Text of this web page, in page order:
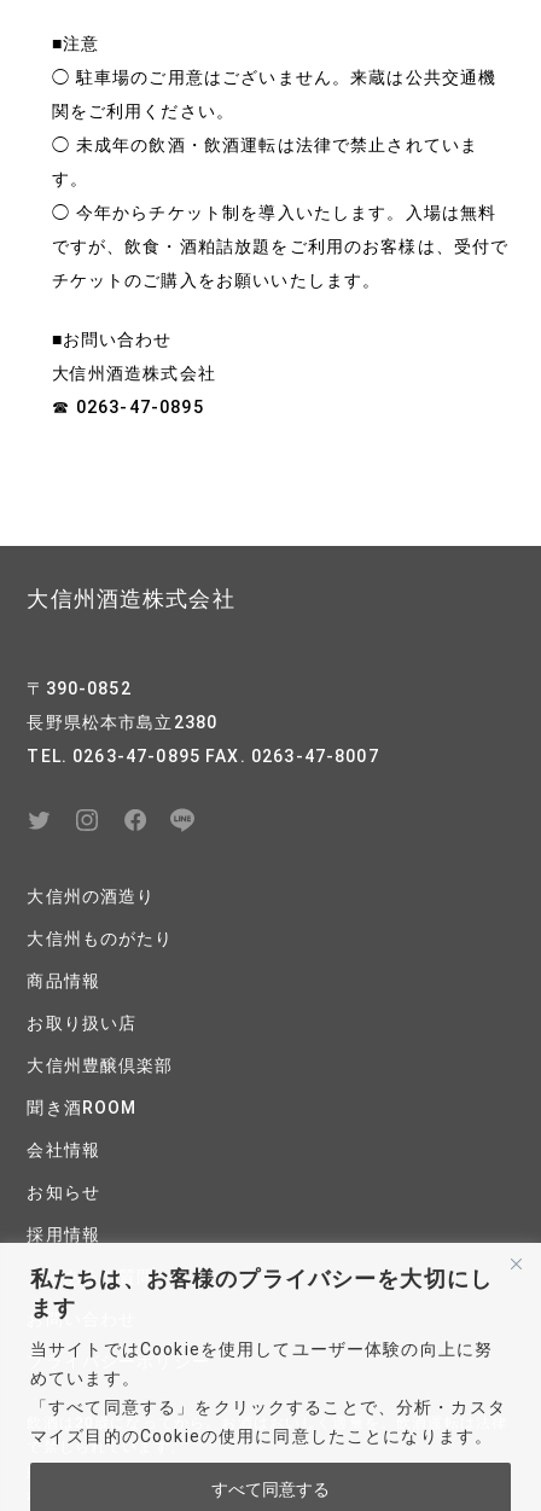
私たちは、お客様のプライバシーを大切にし
ます
当サイトではCookieを使用してユーザー体験の向上に努
めています。
「すべて同意する」をクリックすることで、分析・カスタ
マイズ目的のCookieの使用に同意したことになります。
すべて同意する
■注意
◯ 駐車場のご用意はございません。来蔵は公共交通機
関をご利用ください。
◯ 未成年の飲酒・飲酒運転は法律で禁止されていま
す。
◯ 今年からチケット制を導入いたします。入場は無料
ですが、飲食・酒粕詰放題をご利用のお客様は、受付で
チケットのご購入をお願いいたします。
■お問い合わせ
大信州酒造株式会社
☎ 0263-47-0895
大信州酒造株式会社
〒390-0852
長野県松本市島立2380
TEL. 0263-47-0895 FAX. 0263-47-8007
大信州の酒造り
大信州ものがたり
商品情報
お取り扱い店
大信州豊醸倶楽部
聞き酒ROOM
会社情報
お知らせ
採用情報
よくあるご質問
お問い合わせ
プライバシーポリシー
飲酒は20歳になってから。お酒はおいしく適量を。飲酒運転は法律
で禁じられています。
妊娠中や授乳期の飲酒は、胎児・乳児の発育に悪影響を与えるおそ